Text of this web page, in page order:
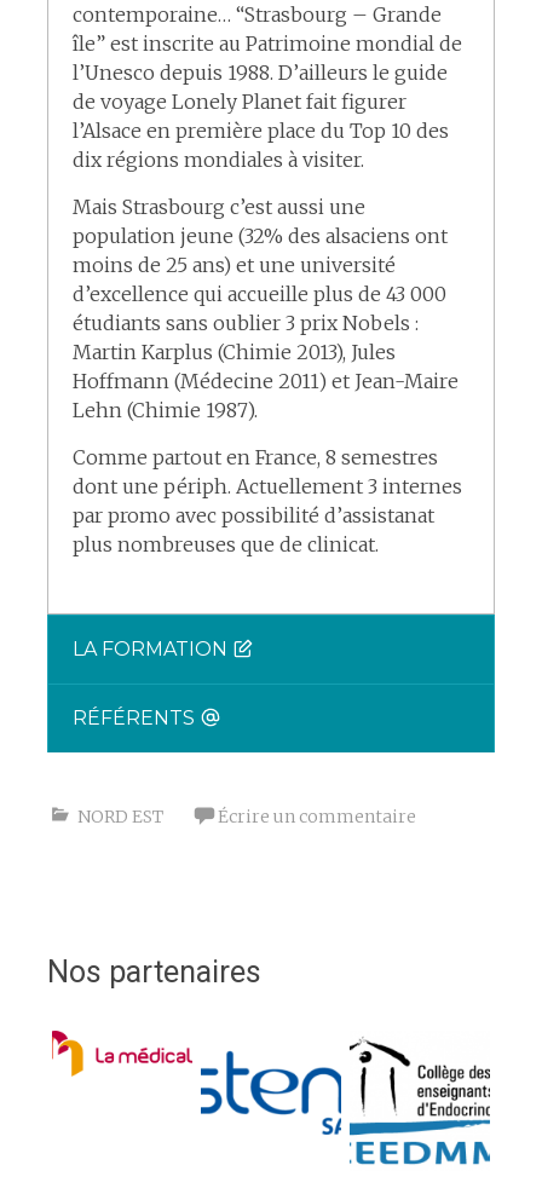
contemporaine… “Strasbourg – Grande
île” est inscrite au Patrimoine mondial de
l’Unesco depuis 1988. D’ailleurs le guide
de voyage Lonely Planet fait figurer
l’Alsace en première place du Top 10 des
dix régions mondiales à visiter.
Mais Strasbourg c’est aussi une
population jeune (32% des alsaciens ont
moins de 25 ans) et une université
d’excellence qui accueille plus de 43 000
étudiants sans oublier 3 prix Nobels :
Martin Karplus (Chimie 2013), Jules
Hoffmann (Médecine 2011) et Jean-Maire
Lehn (Chimie 1987).
Comme partout en France, 8 semestres
dont une périph. Actuellement 3 internes
par promo avec possibilité d’assistanat
plus nombreuses que de clinicat.
LA FORMATION
RÉFÉRENTS
NORD EST Écrire un commentaire
Nos partenaires